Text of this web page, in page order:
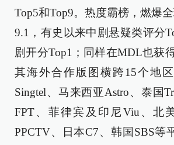
Top5和Top9。热度霸榜，燃爆
9.1，有史以来中剧悬疑类评分
剧开分Top1；同样在MDL也获
其海外合作版图横跨15个地
Singtel、马来西亚Astro、泰国
FPT、菲律宾及印尼Viu、北
PPCTV、日本C7、韩国SBS等